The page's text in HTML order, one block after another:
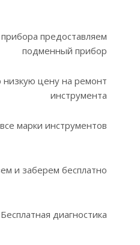
предоставляем
подменный прибор
низкую цену на ремонт
инструмента
марки инструментов
и заберем бесплатно
Бесплатная диагностика